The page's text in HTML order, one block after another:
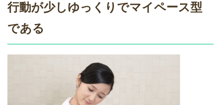
行動が少しゆっくりでマイペース型
である